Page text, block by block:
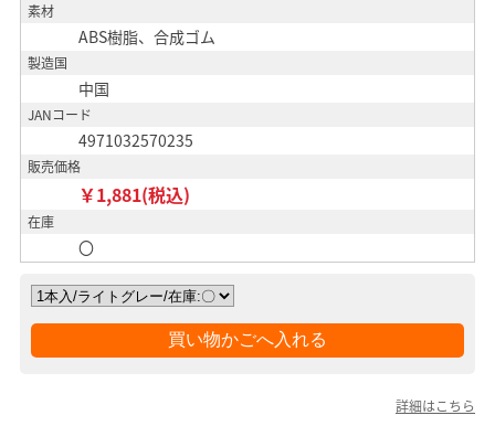
素材
ABS樹脂、合成ゴム
製造国
中国
JANコード
4971032570235
販売価格
￥1,881(税込)
在庫
〇
詳細はこちら